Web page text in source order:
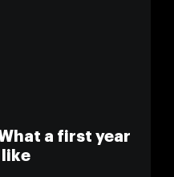
a first year
like